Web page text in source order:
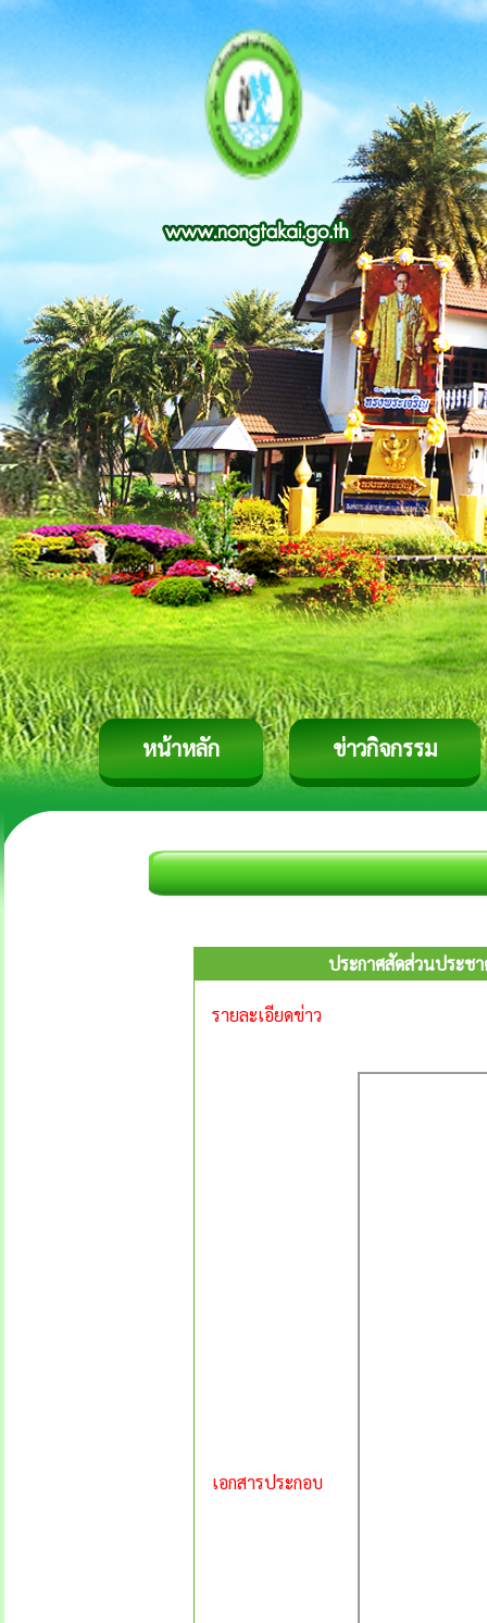
หน้าหลัก ข่าวกิจกรรม
ประกาศสัดส่วนประ
รายละเอียดข่าว
เอกสารประกอบ